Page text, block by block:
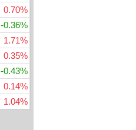
0.70%
-0.36%
1.71%
0.35%
-0.43%
0.14%
1.04%